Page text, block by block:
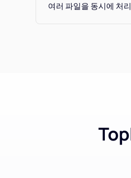
여러 파일을 동시에 처